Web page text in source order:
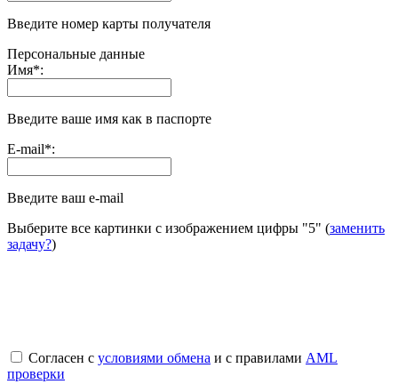
Введите номер карты получателя
Персональные данные
Имя*:
Введите ваше имя как в паспорте
E-mail*:
Введите ваш e-mail
Выберите все картинки с изображением цифры "5" (заменить
задачу?)
Согласен с условиями обмена и с правилами AML
проверки